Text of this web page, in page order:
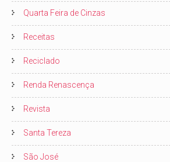
Quarta Feira de Cinzas
Receitas
Reciclado
Renda Renascença
Revista
Santa Tereza
São José